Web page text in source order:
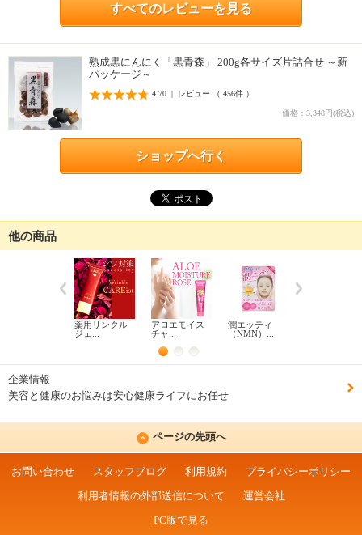
すべてのレビューを見る
熟成黒にんにく「黒青森」 200g各サイズ片詰合せ ～新
パッケージ～
4.70 | レビュー （ 456件 ）
価格：3,348円(税込)
ショップへ行く
他の商品
薬用リンクル
ジェ...
アロエモイス
チャ...
潤エッティ
（NMN）...
企業情報
美容と健康のお悩みは安心健康ライフにお任せ
ページの先頭へ
お問い合わせ スタッフブログ 利用規約
プライバシーポリシー
利用者情報の外部送信について
運営会社
PC版で見る